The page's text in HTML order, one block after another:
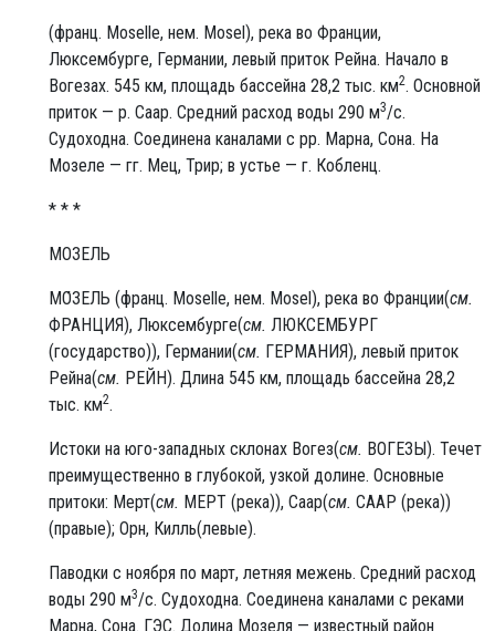
(франц. Moselle, нем. Mosel), река во Франции,
Люксембурге, Германии, левый приток Рейна. Начало в
Вогезах. 545 км, площадь бассейна 28,2 тыс. км2. Основной
приток — р. Саар. Средний расход воды 290 м3/с.
Судоходна. Соединена каналами с pp. Марна, Сона. На
Мозеле — гг. Мец, Трир; в устье — г. Кобленц.
* * *
МОЗЕЛЬ
МО́ЗЕЛЬ (франц. Moselle, нем. Mosel), река во Франции(см.
ФРАНЦИЯ), Люксембурге(см. ЛЮКСЕМБУРГ
(государство)), Германии(см. ГЕРМАНИЯ), левый приток
Рейна(см. РЕЙН). Длина 545 км, площадь бассейна 28,2
тыс. км2.
Истоки на юго-западных склонах Вогез(см. ВОГЕЗЫ). Течет
преимущественно в глубокой, узкой долине. Основные
притоки: Мерт(см. МЕРТ (река)), Саар(см. СААР (река))
(правые); Орн, Килль(левые).
Паводки с ноября по март, летняя межень. Средний расход
воды 290 м3/с. Судоходна. Соединена каналами с реками
Марна, Сона. ГЭС. Долина Мозеля — известный район